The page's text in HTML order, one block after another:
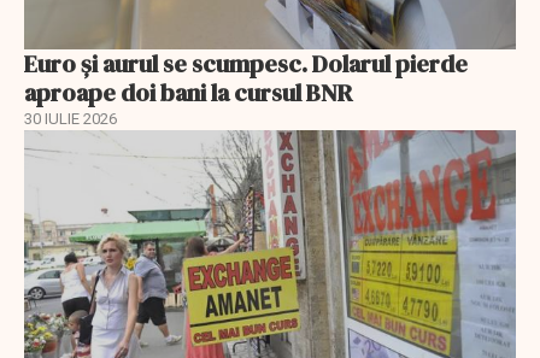
Euro și aurul se scumpesc. Dolarul pierde
aproape doi bani la cursul BNR
30 IULIE 2026